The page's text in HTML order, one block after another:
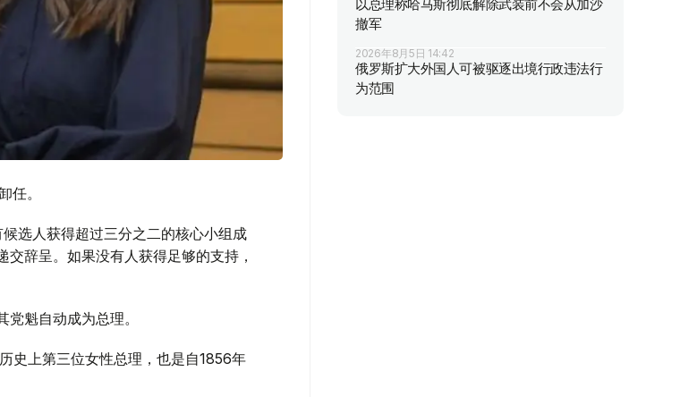
任。
选人获得超过三分之二的核心小组成
辞呈。如果没有人获得足够的支持，
魁自动成为总理。
史上第三位女性总理，也是自1856年
以总理称哈马斯彻底解除武装前不会从加沙
撤军
2026年8月5日 14:42
俄罗斯扩大外国人可被驱逐出境行政违法行
为范围